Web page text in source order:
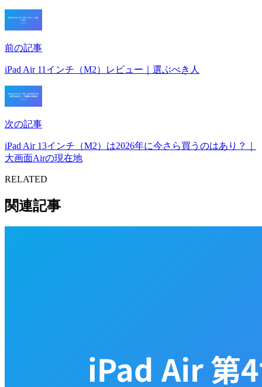
前の記事
iPad Air 11インチ（M2）レビュー｜選ぶべき人
次の記事
iPad Air 13インチ（M2）は2026年に今さら買うのはあり？｜
大画面Airの現在地
RELATED
関連記事